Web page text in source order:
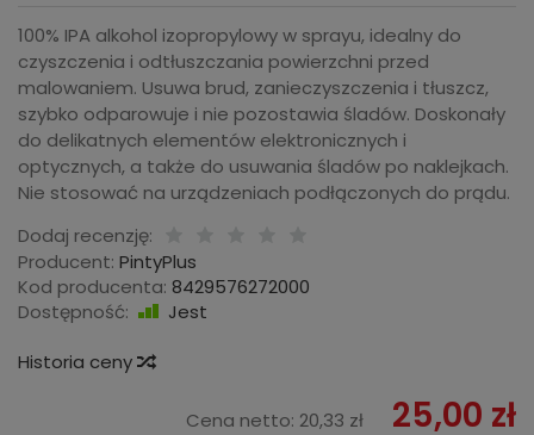
100% IPA alkohol izopropylowy w sprayu, idealny do
czyszczenia i odtłuszczania powierzchni przed
malowaniem. Usuwa brud, zanieczyszczenia i tłuszcz,
szybko odparowuje i nie pozostawia śladów. Doskonały
do delikatnych elementów elektronicznych i
optycznych, a także do usuwania śladów po naklejkach.
Nie stosować na urządzeniach podłączonych do prądu.
Dodaj recenzję:
Producent: PintyPlus
Kod producenta: 8429576272000
Dostępność:
Jest
Historia ceny
Cena netto: 20,33 zł 25,00 zł